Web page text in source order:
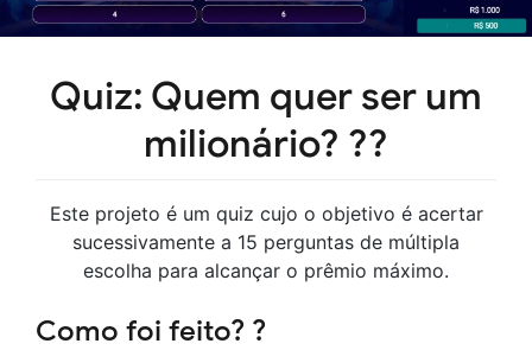
Quiz: Quem quer ser um
milionário? ??
Este projeto é um quiz cujo o objetivo é acertar
sucessivamente a 15 perguntas de múltipla
escolha para alcançar o prêmio máximo.
Como foi feito? ?